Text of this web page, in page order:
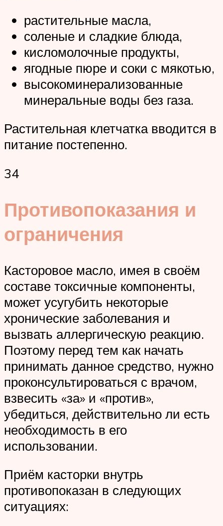
растительные масла,
соленые и сладкие блюда,
кисломолочные продукты,
ягодные пюре и соки с мякотью,
высокоминерализованные
минеральные воды без газа.
Растительная клетчатка вводится в
питание постепенно.
34
Противопоказания и
ограничения
Касторовое масло, имея в своём
составе токсичные компоненты,
может усугубить некоторые
хронические заболевания и
вызвать аллергическую реакцию.
Поэтому перед тем как начать
принимать данное средство, нужно
проконсультироваться с врачом,
взвесить «за» и «против»,
убедиться, действительно ли есть
необходимость в его
использовании.
Приём касторки внутрь
противопоказан в следующих
ситуациях: